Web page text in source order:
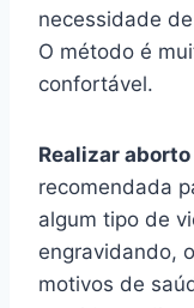
necessidade
O método é
confortável.
Realizar
recomendada
algum tipo de
engravidando,
motivos de